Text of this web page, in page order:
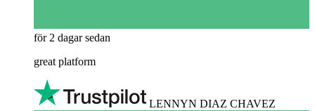
för 2 dagar sedan
great platform
LENNYN DIAZ CHAVEZ